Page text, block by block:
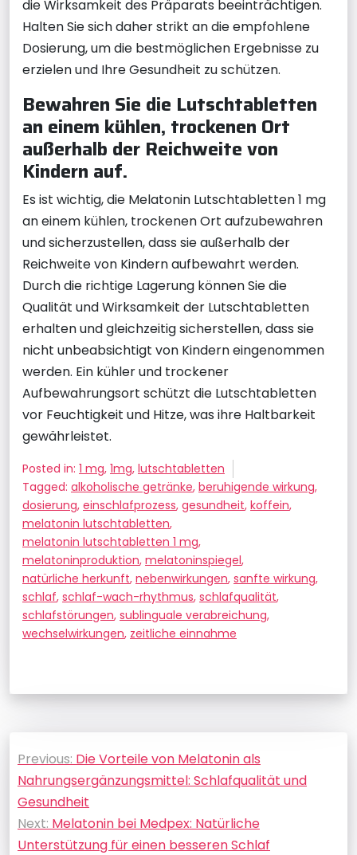
die Wirksamkeit des Präparats beeinträchtigen.
Halten Sie sich daher strikt an die empfohlene
Dosierung, um die bestmöglichen Ergebnisse zu
erzielen und Ihre Gesundheit zu schützen.
Bewahren Sie die Lutschtabletten
an einem kühlen, trockenen Ort
außerhalb der Reichweite von
Kindern auf.
Es ist wichtig, die Melatonin Lutschtabletten 1 mg
an einem kühlen, trockenen Ort aufzubewahren
und sicherzustellen, dass sie außerhalb der
Reichweite von Kindern aufbewahrt werden.
Durch die richtige Lagerung können Sie die
Qualität und Wirksamkeit der Lutschtabletten
erhalten und gleichzeitig sicherstellen, dass sie
nicht unbeabsichtigt von Kindern eingenommen
werden. Ein kühler und trockener
Aufbewahrungsort schützt die Lutschtabletten
vor Feuchtigkeit und Hitze, was ihre Haltbarkeit
gewährleistet.
Posted in: 1 mg, 1mg, lutschtabletten
Tagged: alkoholische getränke, beruhigende wirkung,
dosierung, einschlafprozess, gesundheit, koffein,
melatonin lutschtabletten,
melatonin lutschtabletten 1 mg,
melatoninproduktion, melatoninspiegel,
natürliche herkunft, nebenwirkungen, sanfte wirkung,
schlaf, schlaf-wach-rhythmus, schlafqualität,
schlafstörungen, sublinguale verabreichung,
wechselwirkungen, zeitliche einnahme
Beitragsnavigation
Previous: Die Vorteile von Melatonin als
Nahrungsergänzungsmittel: Schlafqualität und
Gesundheit
Next: Melatonin bei Medpex: Natürliche
Unterstützung für einen besseren Schlaf